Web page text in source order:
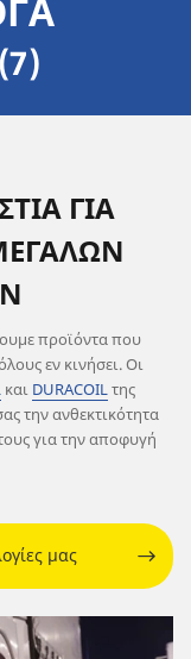
(7)
ΓΙΑ
προϊόντα που
εν κινήσει. Οι
και DURACOILτης
την ανθεκτικότητα
για την αποφυγή
μας